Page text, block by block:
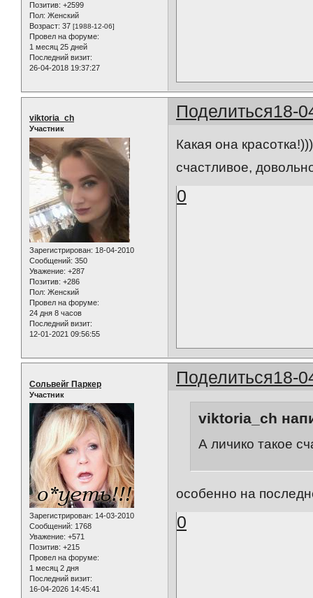
Позитив: +2599
Пол: Женский
Возраст: 37 [1988-12-06]
Провел на форуме:
1 месяц 25 дней
Последний визит:
26-04-2018 19:37:27
Поделиться18-
viktoria_ch
Участник
Зарегистрирован: 18-04-2010
Сообщений: 350
Уважение: +287
Позитив: +286
Пол: Женский
Провел на форуме:
24 дня 8 часов
Последний визит:
12-01-2021 09:56:55
Какая она
счастливое,
0
Поделиться18-
Сольвейг Паркер
Участник
Зарегистрирован: 14-03-2010
Сообщений: 1768
Уважение: +571
Позитив: +215
Провел на форуме:
1 месяц 2 дня
Последний визит:
16-04-2026 14:45:41
viktoria_ch
А личико такое
особенно на
0